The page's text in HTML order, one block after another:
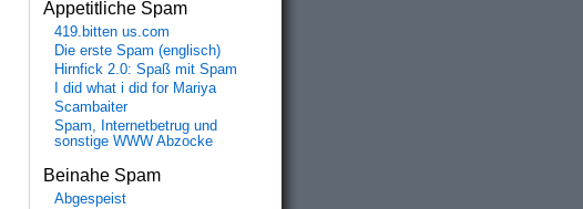
Appetitliche Spam
419.bitten us.com
Die erste Spam (englisch)
Hirnfick 2.0: Spaß mit Spam
I did what i did for Mariya
Scambaiter
Spam, Internetbetrug und
sonstige WWW Abzocke
Beinahe Spam
Abgespeist